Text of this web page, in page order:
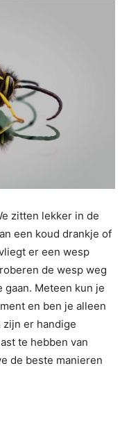
zitten lekker in de
een koud drankje of
er een wesp
de wesp weg
Meteen kun je
en ben je alleen
zijn er handige
te hebben van
de beste manieren